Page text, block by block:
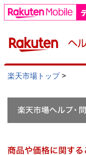
楽天市場トップ>